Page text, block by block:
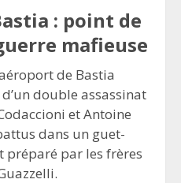
: point de
mafieuse
de Bastia
double assassinat
et Antoine
dans un guet-
préparé par les frères